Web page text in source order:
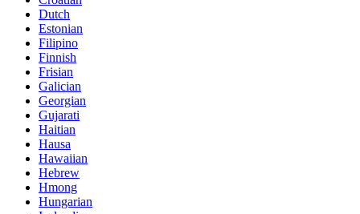
Dutch
Estonian
Filipino
Finnish
Frisian
Galician
Georgian
Gujarati
Haitian
Hausa
Hawaiian
Hebrew
Hmong
Hungarian